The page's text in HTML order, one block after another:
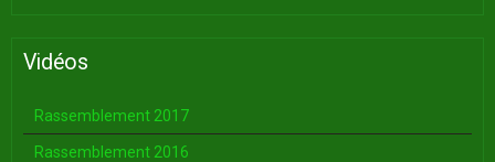
Vidéos
Rassemblement 2017
Rassemblement 2016